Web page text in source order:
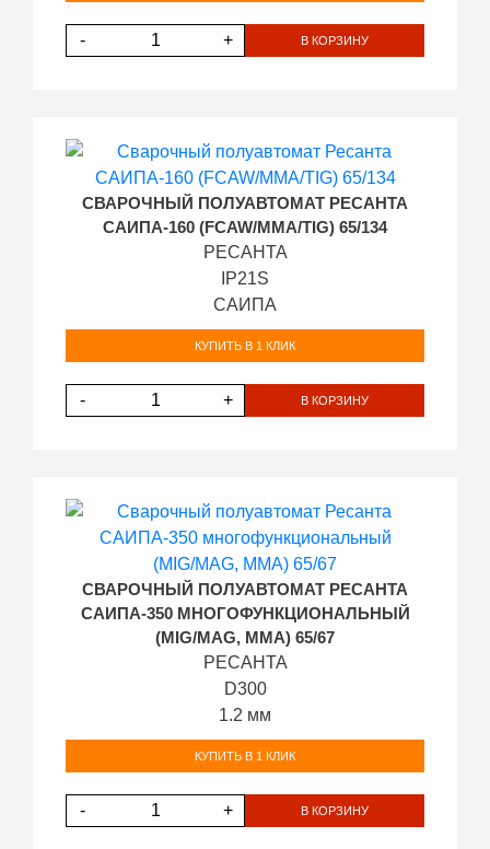
- + В КОРЗИНУ
СВАРОЧНЫЙ ПОЛУАВТОМАТ РЕСАНТА
САИПА-160 (FCAW/MMA/TIG) 65/134
РЕСАНТА
IP21S
САИПА
КУПИТЬ В 1 КЛИК
- + В КОРЗИНУ
СВАРОЧНЫЙ ПОЛУАВТОМАТ РЕСАНТА
САИПА-350 МНОГОФУНКЦИОНАЛЬНЫЙ
(MIG/MAG, MMA) 65/67
РЕСАНТА
D300
1.2 мм
КУПИТЬ В 1 КЛИК
- + В КОРЗИНУ